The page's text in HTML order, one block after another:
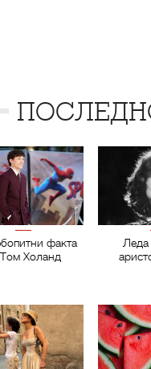
факта
Холанд
Леда